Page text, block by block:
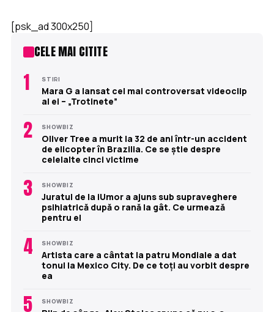
[psk_ad 300x250]
CELE MAI CITITE
1 STIRI
Mara G a lansat cel mai controversat videoclip
al ei – „Trotinete”
2 SHOWBIZ
Oliver Tree a murit la 32 de ani într-un accident
de elicopter în Brazilia. Ce se știe despre
celelalte cinci victime
3 SHOWBIZ
Juratul de la iUmor a ajuns sub supraveghere
psihiatrică după o rană la gât. Ce urmează
pentru el
4 SHOWBIZ
Artista care a cântat la patru Mondiale a dat
tonul la Mexico City. De ce toți au vorbit despre
ea
5 SHOWBIZ